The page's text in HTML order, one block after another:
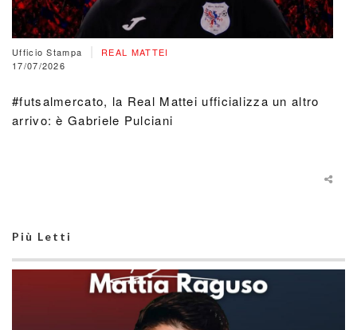
Ufficio Stampa
REAL MATTEI
17/07/2026
#futsalmercato, la Real Mattei ufficializza un altro
arrivo: è Gabriele Pulciani
Più Letti